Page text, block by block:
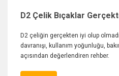
D2 Çelik Bıçaklar
D2 çeliğin gerçekten iyi olup
davranışı, kullanım yoğunluğu,
açısından değerlendiren rehber.